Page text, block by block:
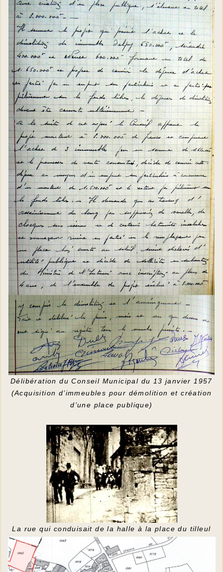
Délibération du Conseil Municipal du 13 janvier 1957
(Acquisition d’immeubles pour démolition et création
d’une place publique)
La rue qui conduisait de la halle à la place du tilleul